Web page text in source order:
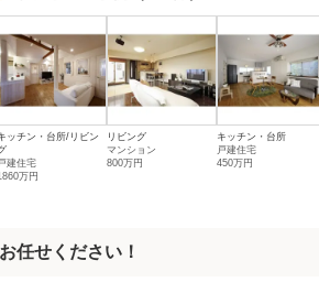
ッチン・台所/リビン
戸建住宅
万円
リビング
マンション
800万円
キッチン・台所
戸建住宅
450万円
任せください！